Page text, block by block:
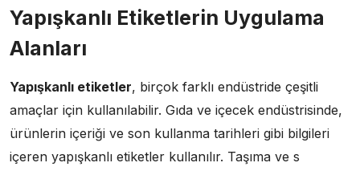
Yapışkanlı Etiketlerin Uygulama
Alanları
Yapışkanlı etiketler, birçok farklı endüstride çeşitli
amaçlar için kullanılabilir. Gıda ve içecek endüstrisinde,
ürünlerin içeriği ve son kullanma tarihleri gibi bilgileri
içeren yapışkanlı etiketler kullanılır. Taşıma ve s